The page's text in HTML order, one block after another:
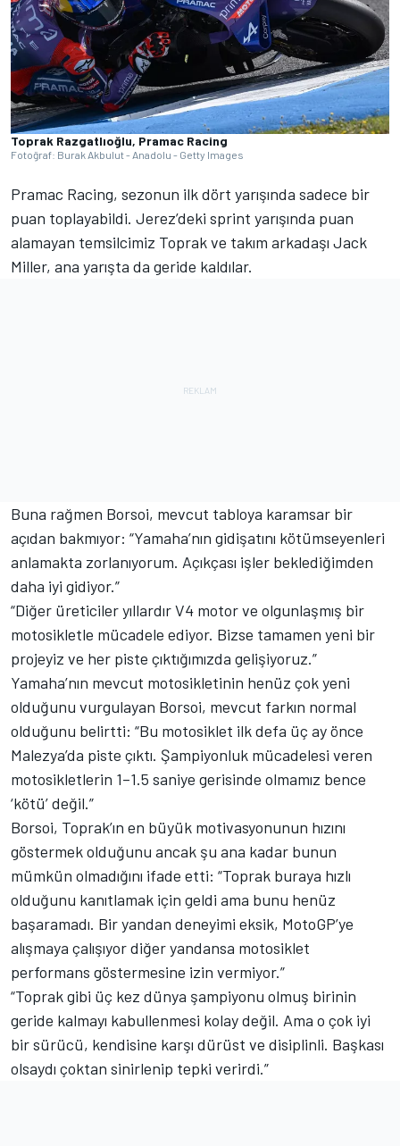
Toprak Razgatlıoğlu, Pramac Racing
Fotoğraf: Burak Akbulut - Anadolu - Getty Images
Pramac Racing, sezonun ilk dört yarışında sadece bir
puan toplayabildi. Jerez’deki sprint yarışında puan
alamayan temsilcimiz Toprak ve takım arkadaşı Jack
Miller, ana yarışta da geride kaldılar.
Buna rağmen Borsoi, mevcut tabloya karamsar bir
açıdan bakmıyor: “Yamaha’nın gidişatını kötümseyenleri
anlamakta zorlanıyorum. Açıkçası işler beklediğimden
daha iyi gidiyor.”
“Diğer üreticiler yıllardır V4 motor ve olgunlaşmış bir
motosikletle mücadele ediyor. Bizse tamamen yeni bir
projeyiz ve her piste çıktığımızda gelişiyoruz.”
Yamaha’nın mevcut motosikletinin henüz çok yeni
olduğunu vurgulayan Borsoi, mevcut farkın normal
olduğunu belirtti: “Bu motosiklet ilk defa üç ay önce
Malezya’da piste çıktı. Şampiyonluk mücadelesi veren
motosikletlerin 1–1.5 saniye gerisinde olmamız bence
‘kötü’ değil.”
Borsoi, Toprak’ın en büyük motivasyonunun hızını
göstermek olduğunu ancak şu ana kadar bunun
mümkün olmadığını ifade etti: “Toprak buraya hızlı
olduğunu kanıtlamak için geldi ama bunu henüz
başaramadı. Bir yandan deneyimi eksik, MotoGP’ye
alışmaya çalışıyor diğer yandansa motosiklet
performans göstermesine izin vermiyor.”
“Toprak gibi üç kez dünya şampiyonu olmuş birinin
geride kalmayı kabullenmesi kolay değil. Ama o çok iyi
bir sürücü, kendisine karşı dürüst ve disiplinli. Başkası
olsaydı çoktan sinirlenip tepki verirdi.”